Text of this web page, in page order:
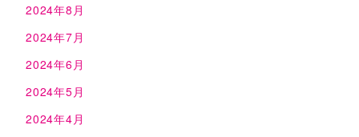
2024年8月
2024年7月
2024年6月
2024年5月
2024年4月